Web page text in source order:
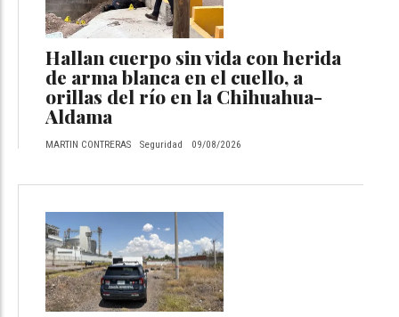
Hallan cuerpo sin vida con herida
de arma blanca en el cuello, a
orillas del río en la Chihuahua-
Aldama
MARTIN CONTRERAS Seguridad 09/08/2026